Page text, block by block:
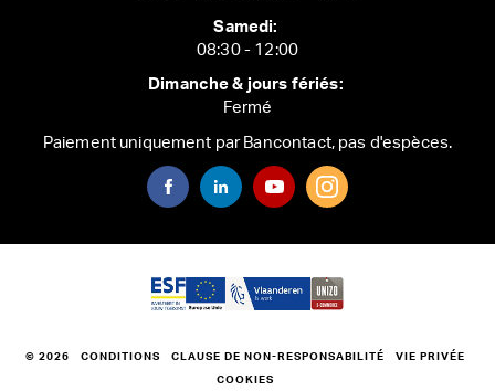
Samedi:
08:30 - 12:00
Dimanche & jours fériés:
Fermé
Paiement uniquement par Bancontact, pas d'espèces.
© 2026 CONDITIONS CLAUSE DE NON-RESPONSABILITÉ VIE PRIVÉE
COOKIES